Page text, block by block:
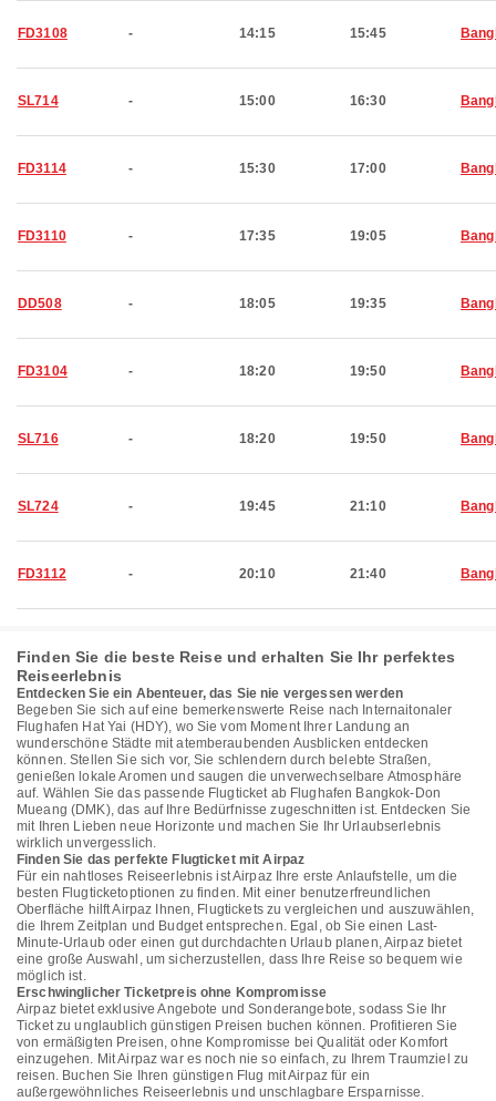
FD3108 - 14:15 15:45
SL714 - 15:00 16:30
FD3114 - 15:30 17:00
FD3110 - 17:35 19:05
DD508 - 18:05 19:35
FD3104 - 18:20 19:50
SL716 - 18:20 19:50
SL724 - 19:45 21:10
FD3112 - 20:10 21:40
Finden Sie die beste Reise und erhalten Sie Ihr perfektes
Reiseerlebnis
Entdecken Sie ein Abenteuer, das Sie nie vergessen werden
Begeben Sie sich auf eine bemerkenswerte Reise nach Internaitonaler
Flughafen Hat Yai (HDY), wo Sie vom Moment Ihrer Landung an
wunderschöne Städte mit atemberaubenden Ausblicken entdecken
können. Stellen Sie sich vor, Sie schlendern durch belebte Straßen,
genießen lokale Aromen und saugen die unverwechselbare Atmosphäre
auf. Wählen Sie das passende Flugticket ab Flughafen Bangkok-Don
Mueang (DMK), das auf Ihre Bedürfnisse zugeschnitten ist. Entdecken Sie
mit Ihren Lieben neue Horizonte und machen Sie Ihr Urlaubserlebnis
wirklich unvergesslich.
Finden Sie das perfekte Flugticket mit Airpaz
Für ein nahtloses Reiseerlebnis ist Airpaz Ihre erste Anlaufstelle, um die
besten Flugticketoptionen zu finden. Mit einer benutzerfreundlichen
Oberfläche hilft Airpaz Ihnen, Flugtickets zu vergleichen und auszuwählen,
die Ihrem Zeitplan und Budget entsprechen. Egal, ob Sie einen Last-
Minute-Urlaub oder einen gut durchdachten Urlaub planen, Airpaz bietet
eine große Auswahl, um sicherzustellen, dass Ihre Reise so bequem wie
möglich ist.
Erschwinglicher Ticketpreis ohne Kompromisse
Airpaz bietet exklusive Angebote und Sonderangebote, sodass Sie Ihr
Ticket zu unglaublich günstigen Preisen buchen können. Profitieren Sie
von ermäßigten Preisen, ohne Kompromisse bei Qualität oder Komfort
einzugehen. Mit Airpaz war es noch nie so einfach, zu Ihrem Traumziel zu
reisen. Buchen Sie Ihren günstigen Flug mit Airpaz für ein
außergewöhnliches Reiseerlebnis und unschlagbare Ersparnisse.